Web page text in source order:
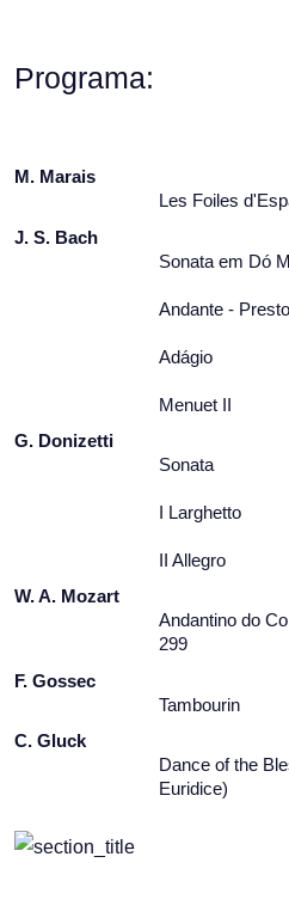
Programa:
M. Marais
Les Foiles
J. S. Bach
Sonata em Dó
Andante - Presto
Adágio
Menuet II
G. Donizetti
Sonata
I Larghetto
II Allegro
W. A. Mozart
Andantino do
299
F. Gossec
Tambourin
C. Gluck
Dance of the
Euridice)